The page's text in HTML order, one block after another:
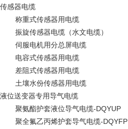
传感器电缆
称重式传感器用电缆
振旋传感器电缆（水文电缆）
伺服电机用分总屏电缆
电容式传感器用电缆
差阻式传感器用电缆
土壤水份传感器用电缆
液位送变器专用导气电缆
聚氨酯护套液位导气电缆-DQYUP
聚全氟乙丙烯护套导气电缆-DQYFP